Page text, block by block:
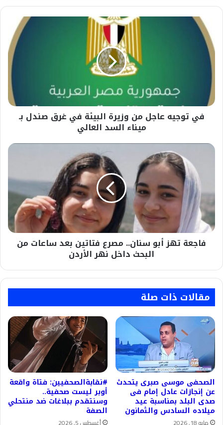
توجيه
عاجل
من
وزيرة
البيئة
في
غرق
صندل
العالي
في توجيه عاجل من وزيرة البيئة في غرق صندل بـ
ميناء السد العالي
فاجعة
فتاتين
بعد
ساعات
من
البحث
الأردن
فاجعة تهز أبو سنان.. مصرع فتاتين بعد ساعات من
البحث داخل نهر الأردن
مقالات ذات صلة
الصحفى موسى صبرى يتحدث
عن إنجازات عادل إمام فى
صدى البلد بمناسبة عيد
ميلاده السادس والثمانون
مايو 18, 2026
#نقابةالصحفيين: فتاة واقعة
أوبر ليست صحفية..
وسنتقدم ببلاغات ضد منتحلي
الصفة
أغسطس 5, 2026